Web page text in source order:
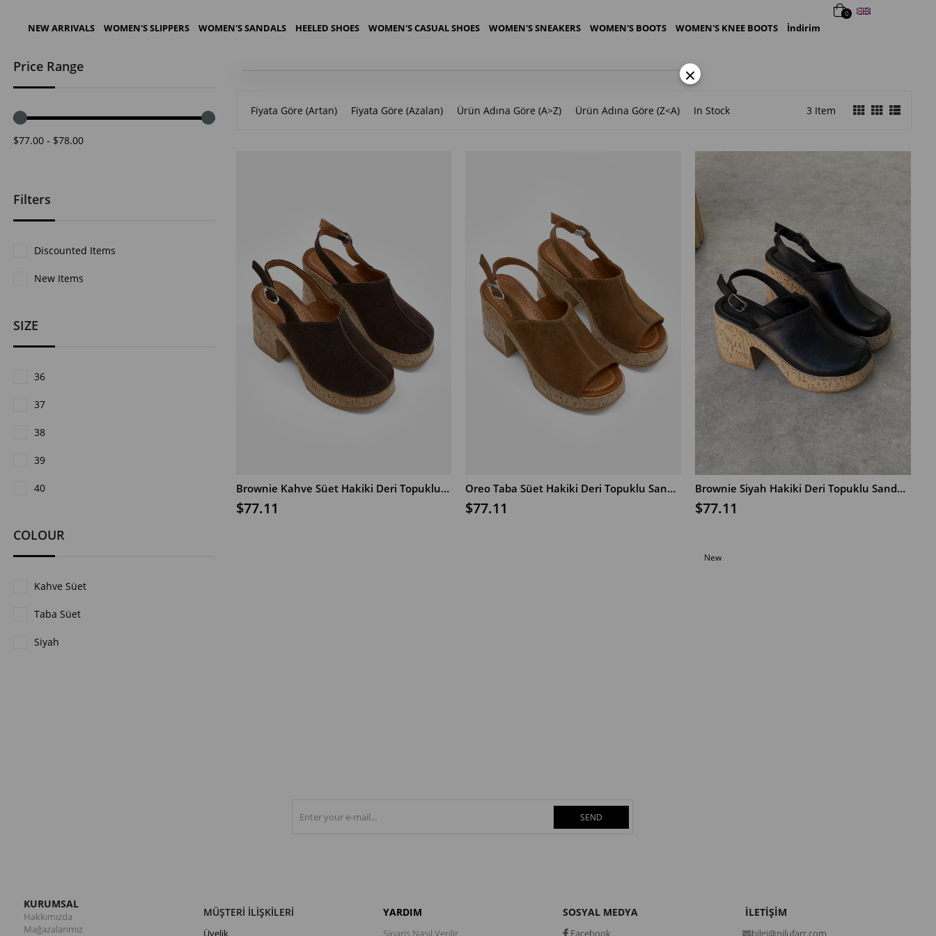
0
NEW ARRIVALS WOMEN'S SLIPPERS WOMEN'S SANDALS HEELED SHOES WOMEN'S CASUAL SHOES WOMEN'S SNEAKERS WOMEN'S BOOTS WOMEN'S KNEE BOOTS İndirim
Price Range
$77.00 - $78.00
Filters
Discounted Items
New Items
SIZE
36
37
38
39
40
COLOUR
Kahve Süet
Taba Süet
Siyah
Fiyata Göre (Artan) Fiyata Göre (Azalan) Ürün Adına Göre (A>Z) Ürün Adına Göre (Z<A) In Stock 3 Item
Brownie Kahve Süet Hakiki Deri Topuklu Sandalet
$77.11
Oreo Taba Süet Hakiki Deri Topuklu Sandalet
$77.11
Brownie Siyah Hakiki Deri Topuklu Sandalet
$77.11
New
SEND
KURUMSAL
Hakkımızda
Mağazalarımız
MÜŞTERİ İLİŞKİLERİ
Üyelik
YARDIM
Sipariş Nasıl Verilir
SOSYAL MEDYA
Facebook
İLETİŞİM
bilgi@nilufarr.com
×